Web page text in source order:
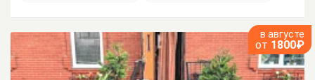
в августе
от 1800₽